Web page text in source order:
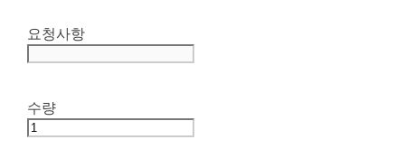
요청사항
수량